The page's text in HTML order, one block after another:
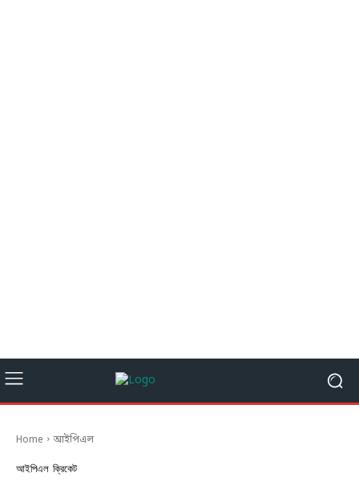
Home আইপিএল
আইপিএল ক্রিকেট